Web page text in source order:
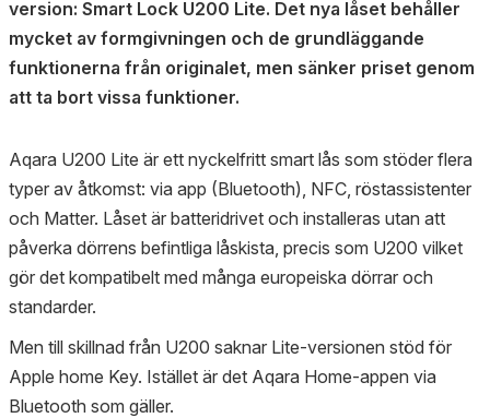
version: Smart Lock U200 Lite. Det nya låset behåller
mycket av formgivningen och de grundläggande
funktionerna från originalet, men sänker priset genom
att ta bort vissa funktioner.
Aqara U200 Lite är ett nyckelfritt smart lås som stöder flera
typer av åtkomst: via app (Bluetooth), NFC, röstassistenter
och Matter. Låset är batteridrivet och installeras utan att
påverka dörrens befintliga låskista, precis som U200 vilket
gör det kompatibelt med många europeiska dörrar och
standarder.
Men till skillnad från U200 saknar Lite-versionen stöd för
Apple home Key. Istället är det Aqara Home-appen via
Bluetooth som gäller.